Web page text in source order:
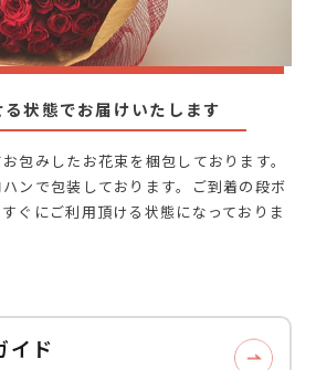
る状態でお届けいたします
包みしたお花束を梱包しております。
ンで包装しております。ご到着の段ボ
ぐにご利用頂ける状態になっておりま
イド